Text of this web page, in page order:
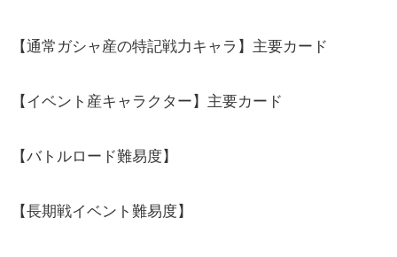
【通常ガシャ産の特記戦力キャラ】主要カード
【イベント産キャラクター】主要カード
【バトルロード難易度】
【長期戦イベント難易度】